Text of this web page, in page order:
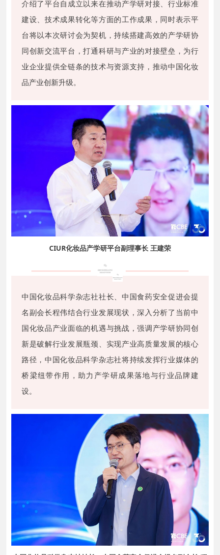
介绍了平台自成立以来在推动产学研对接、行业标准
建设、技术成果转化等方面的工作成果，同时表示平
台将以本次研讨会为契机，持续搭建高效的产学研协
同创新交流平台，打通科研与产业的对接壁垒，为行
业企业提供全链条的技术与资源支持，推动中国化妆
品产业创新升级。
CIUR化妆品产学研平台副理事长 王建荣
中国化妆品科学杂志社社长、中国食药安全促进会提
名副会长程伟结合行业发展现状，深入分析了当前中
国化妆品产业面临的机遇与挑战，强调产学研协同创
新是破解行业发展瓶颈、实现产业高质量发展的核心
路径，中国化妆品科学杂志社将持续发挥行业媒体的
桥梁纽带作用，助力产学研成果落地与行业品牌建
设。